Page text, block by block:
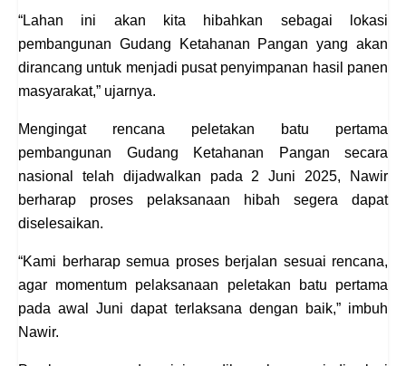
merupakan aset milik Pemerintah Kabupaten
Gorontalo.
“Lahan ini akan kita hibahkan sebagai lokasi
akan dirancang untuk menjadi pusat
penyimpanan hasil panen masyarakat,” ujarnya.
Mengingat rencana peletakan batu pertama
pembangunan Gudang Ketahanan Pangan secara
berharap proses pelaksanaan hibah segera dapat
diselesaikan.
“Kami berharap semua proses berjalan sesuai